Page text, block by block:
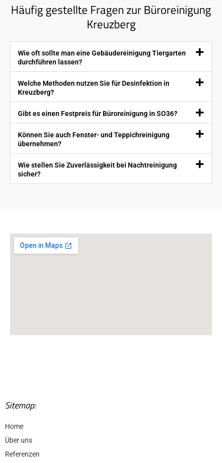
Häufig gestellte Fragen zur Büroreinigung
Kreuzberg
Wie oft sollte man eine Gebäudereinigung Tiergarten
durchführen lassen?
Welche Methoden nutzen Sie für Desinfektion in
Kreuzberg?
Gibt es einen Festpreis für Büroreinigung in SO36?
Können Sie auch Fenster- und Teppichreinigung
übernehmen?
Wie stellen Sie Zuverlässigkeit bei Nachtreinigung
sicher?
Sitemap:
Home
Über uns
Referenzen